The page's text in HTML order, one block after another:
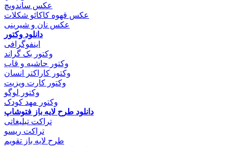
عکس ساندویچ
عکس قهوه کاکائو شکلات
عکس نان و شیرینی
دانلود وکتور
اینفوگرافی
وکتور بک گراند
وکتور حاشیه و قاب
وکتور کاراکتر انسان
وکتور کارت ویزیت
وکتور لوگو
وکتور مهد کودک
دانلود طرح لایه باز فتوشاپ
تراکت تبلیغاتی
تراکت ریسو
طرح لایه باز تقویم